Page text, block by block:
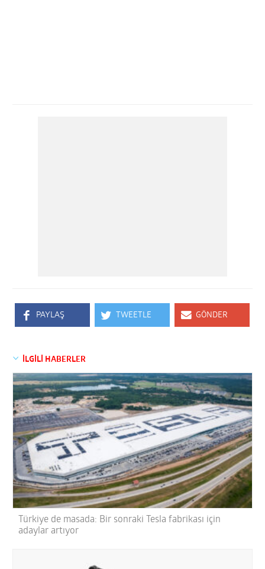
PAYLAŞ TWEETLE GÖNDER
İLGİLİ HABERLER
Türkiye de masada: Bir sonraki Tesla fabrikası için
adaylar artıyor